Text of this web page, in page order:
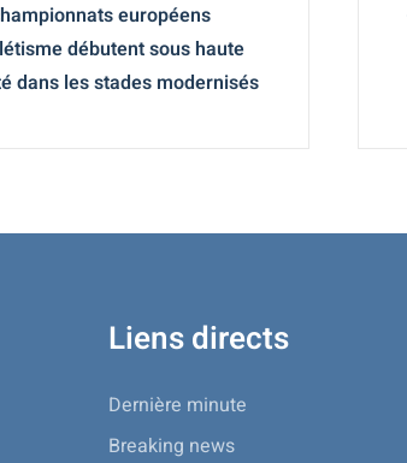
européens
débutent sous haute
dans les stades modernisés
Liens directs
Dernière minute
Breaking news